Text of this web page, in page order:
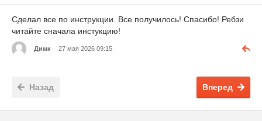
Сделал все по инструкции. Все получилось! Спасибо! Ребзи
читайте сначала инстукцию!
Димк 27 мая 2026 09:15
Вперед
Назад